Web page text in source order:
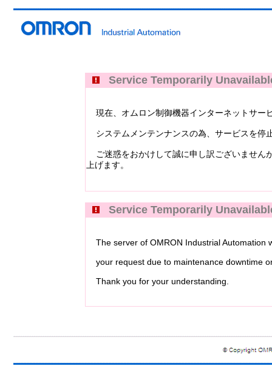
Service Temporarily
現在、オムロン制御機器インターネットサー
システムメンテンナンスの為、サービスを停
ご迷惑をおかけして誠に申し訳ございません
上げます。
Service Temporarily
The server of OMRON Industrial Automation
your request due to maintenance downtime
Thank you for your understanding.